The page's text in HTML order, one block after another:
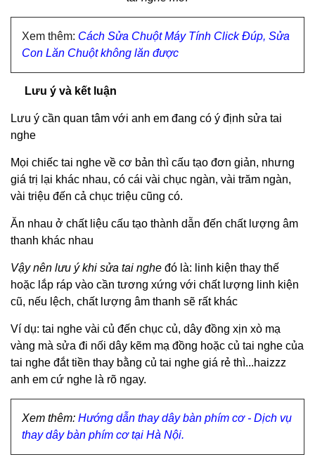
Xem thêm: Cách Sửa Chuột Máy Tính Click Đúp, Sửa
Con Lăn Chuột không lăn được
Lưu ý và kết luận
Lưu ý cần quan tâm với anh em đang có ý định sửa tai
nghe
Mọi chiếc tai nghe về cơ bản thì cấu tạo đơn giản, nhưng
giá trị lại khác nhau, có cái vài chục ngàn, vài trăm ngàn,
vài triệu đến cả chục triệu cũng có.
Ăn nhau ở chất liệu cấu tạo thành dẫn đến chất lượng âm
thanh khác nhau
Vậy nên lưu ý khi sửa tai nghe đó là: linh kiện thay thế
hoặc lắp ráp vào cần tương xứng với chất lượng linh kiện
cũ, nếu lệch, chất lượng âm thanh sẽ rất khác
Ví dụ: tai nghe vài củ đến chục củ, dây đồng xịn xò mạ
vàng mà sửa đi nối dây kẽm mạ đồng hoặc củ tai nghe của
tai nghe đắt tiền thay bằng củ tai nghe giá rẻ thì...haizzz
anh em cứ nghe là rõ ngay.
Xem thêm: Hướng dẫn thay dây bàn phím cơ - Dịch vụ
thay dây bàn phím cơ tại Hà Nội.